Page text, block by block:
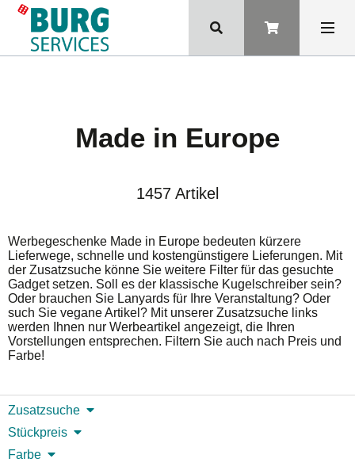
Made in Europe
1457 Artikel
Werbegeschenke Made in Europe bedeuten kürzere
Lieferwege, schnelle und kostengünstigere Lieferungen. Mit
der Zusatzsuche könne Sie weitere Filter für das gesuchte
Gadget setzen. Soll es der klassische Kugelschreiber sein?
Oder brauchen Sie Lanyards für Ihre Veranstaltung? Oder
such Sie vegane Artikel? Mit unserer Zusatzsuche links
werden Ihnen nur Werbeartikel angezeigt, die Ihren
Vorstellungen entsprechen. Filtern Sie auch nach Preis und
Farbe!
Zusatzsuche
Stückpreis
Farbe